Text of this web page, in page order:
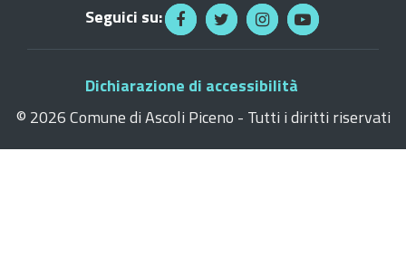
Seguici su:
Dichiarazione di accessibilità
© 2026 Comune di Ascoli Piceno - Tutti i diritti riservati